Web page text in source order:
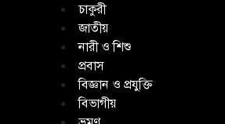
চাকুরী
জাতীয়
নারী ও শিশু
প্রবাস
বিজ্ঞান ও প্রযুক্তি
বিভাগীয়